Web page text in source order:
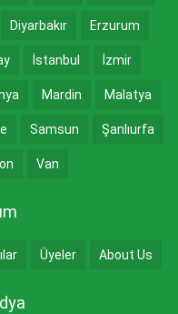
Diyarbakır Erzurum
İstanbul İzmir
Mardin Malatya
Samsun Şanlıurfa
Van
Üyeler About Us